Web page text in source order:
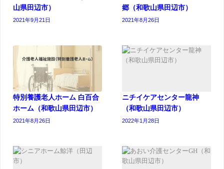
山県田辺市）
2021年9月21日
郷（和歌山県田辺市）
2021年8月26日
特別養護老人ホーム 白百合
ホーム（和歌山県田辺市）
2021年8月26日
ニチイケアセンター龍神
（和歌山県田辺市）
2022年1月28日